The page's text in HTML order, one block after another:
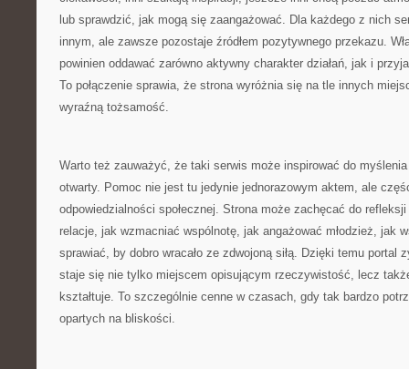
lub sprawdzić, jak mogą się zaangażować. Dla każdego z nich
innym, ale zawsze pozostaje źródłem pozytywnego przekazu.
powinien oddawać zarówno aktywny charakter działań, jak i
To połączenie sprawia, że strona wyróżnia się na tle innych
wyraźną tożsamość.
Warto też zauważyć, że taki serwis może inspirować do
otwarty. Pomoc nie jest tu jedynie jednorazowym aktem, ale
odpowiedzialności społecznej. Strona może zachęcać do
relacje, jak wzmacniać wspólnotę, jak angażować młodzież, jak
sprawiać, by dobro wracało ze zdwojoną siłą. Dzięki temu portal
staje się nie tylko miejscem opisującym rzeczywistość, lecz
kształtuje. To szczególnie cenne w czasach, gdy tak bardzo
opartych na bliskości.